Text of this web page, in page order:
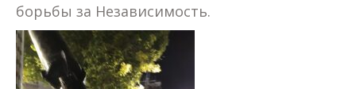
борьбы за Независимость.